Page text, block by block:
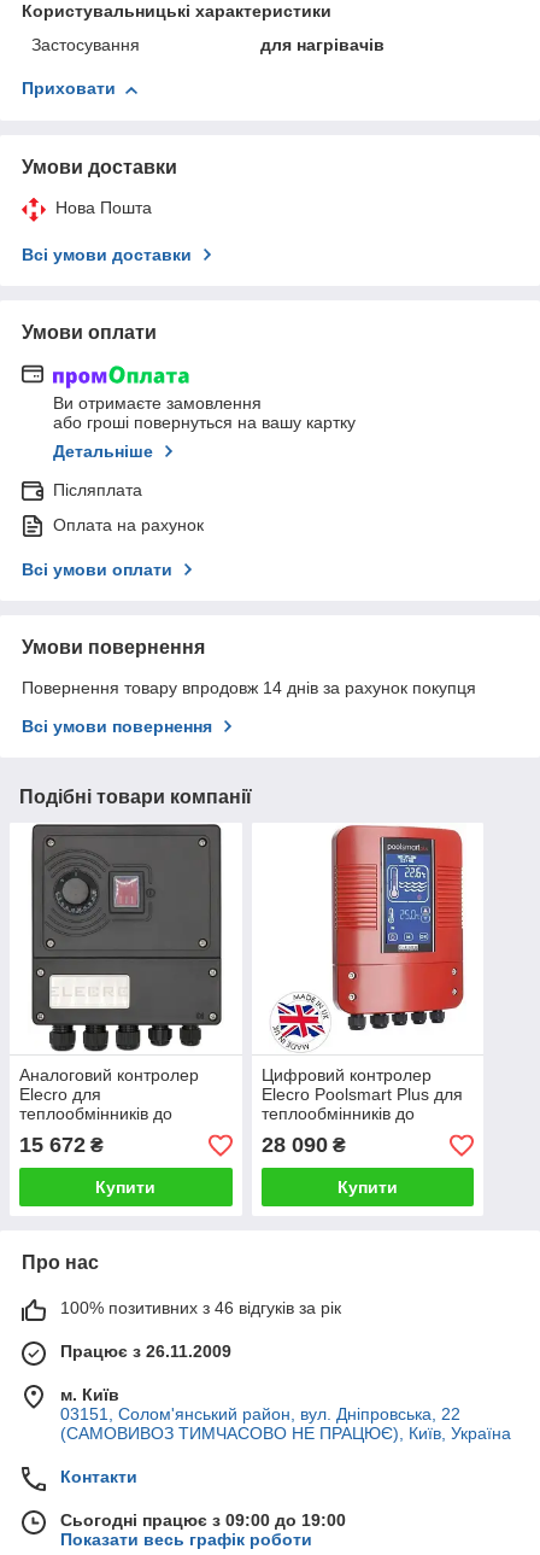
Користувальницькі характеристики
Застосування
для нагрівачів
Приховати
Умови доставки
Нова Пошта
Всі умови доставки
Умови оплати
Ви отримаєте замовлення
або гроші повернуться на вашу картку
Детальніше
Післяплата
Оплата на рахунок
Всі умови оплати
Умови повернення
Повернення товару впродовж 14 днів за рахунок покупця
Всі умови повернення
Подібні товари компанії
Аналоговий контролер
Elecro для
теплообмінників до
басейнів G2\SST
15 672 ₴
Купити
Цифровий контролер
Elecro Poolsmart Plus для
теплообмінників до
басейнів G2/SST
28 090₴
Купити
Про нас
100% позитивних з 46 відгуків за рік
Працює з 26.11.2009
м. Київ
03151, Солом'янський район, вул. Дніпровська, 22
(САМОВИВОЗ ТИМЧАСОВО НЕ ПРАЦЮЄ), Київ, Україна
Контакти
Сьогодні працює з 09:00 до 19:00
Показати весь графік роботи